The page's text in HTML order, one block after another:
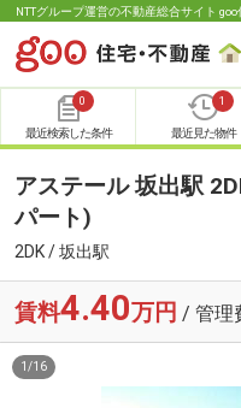
NTTグループ運営の不動産総合サイト
0
最近検索した条件
1
最近見た物件
アステール 坂出駅
パート)
2DK / 坂出駅
賃料4.40万円 / 管理
1 /16